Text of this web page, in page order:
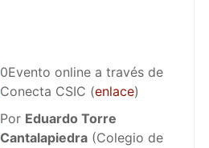
0Evento online a través de
Conecta CSIC (enlace)
Por Eduardo Torre
Cantalapiedra(Colegio de